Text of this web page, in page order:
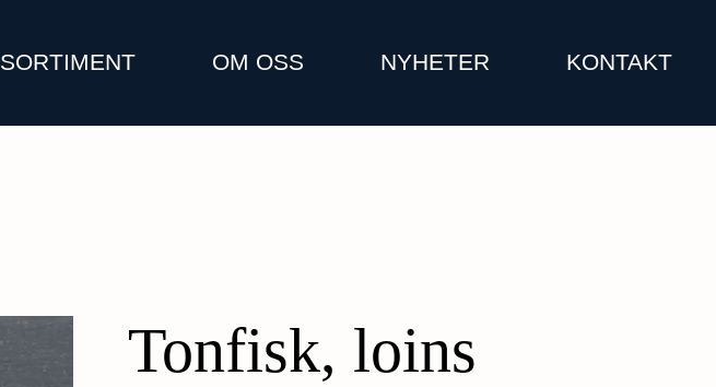
SORTIMENT OM OSS NYHETER KONTAKT
Tonfisk, loins